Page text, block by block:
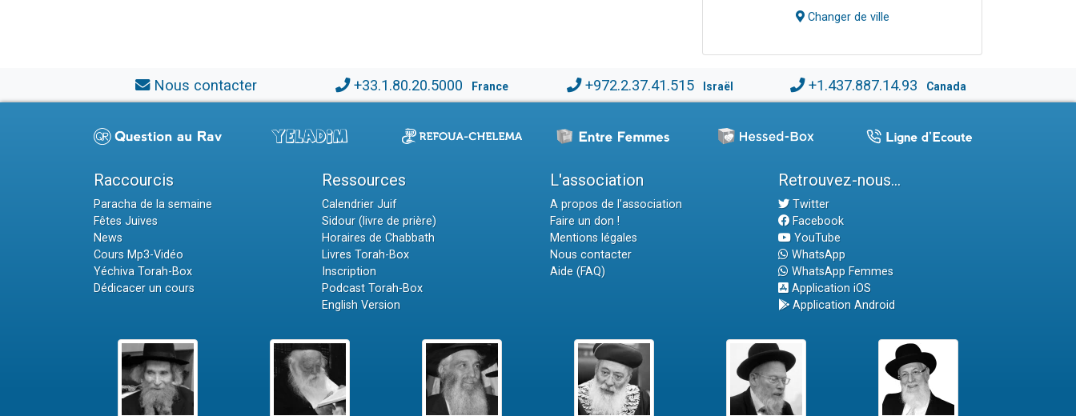
Changer de ville
Nous contacter +33.1.80.20.5000 France +972.2.37.41.515 Israël +1.437.887.14.93 Canada
Raccourcis
Paracha de la semaine
Fêtes Juives
News
Cours Mp3-Vidéo
Yéchiva Torah-Box
Dédicacer un cours
Ressources
Calendrier Juif
Sidour (livre de prière)
Horaires de Chabbath
Livres Torah-Box
Inscription
Podcast Torah-Box
English Version
L'association
A propos de l'association
Faire un don !
Mentions légales
Nous contacter
Aide (FAQ)
Retrouvez-nous...
Twitter
Facebook
YouTube
WhatsApp
WhatsApp Femmes
Application iOS
Application Android